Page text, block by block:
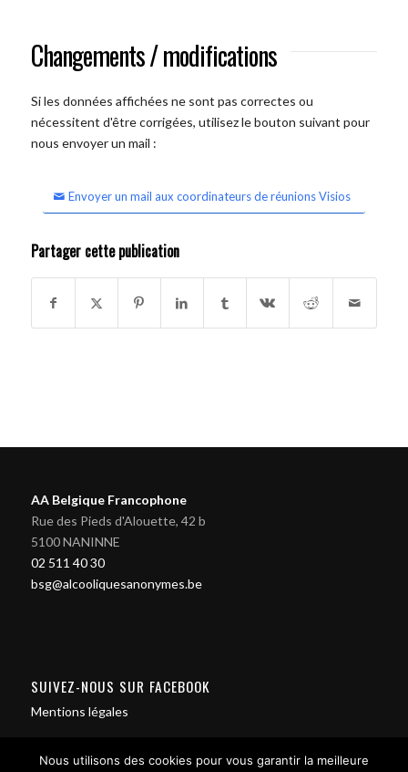
Changements / modifications
Si les données affichées ne sont pas correctes ou
nécessitent d'être corrigées, utilisez le bouton suivant pour
nous envoyer un mail :
Envoyer un mail aux coordinateurs de réunions Visios
Partager cette publication
AA Belgique Francophone
Rue des Pieds d'Alouette, 42 b
5100 NANINNE
02 511 40 30
bsg@alcooliquesanonymes.be
SUIVEZ-NOUS SUR FACEBOOK
Mentions légales
Nous utilisons des cookies pour vous garantir la meilleure